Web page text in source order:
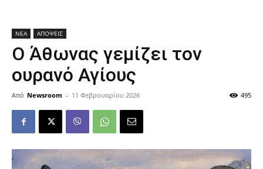
ΝΕΑ ΑΠΟΨΕΙΣ
Ο Άθωνας γεμίζει τον
ουρανό Αγίους
Από Newsroom - 11 Φεβρουαρίου 2026 495